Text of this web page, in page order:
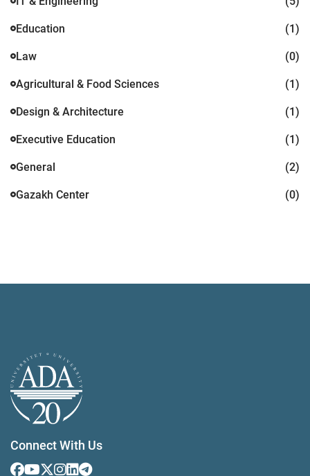
Education (1)
Law (0)
Agricultural & Food Sciences (1)
Design & Architecture (1)
Executive Education (1)
General (2)
Gazakh Center (0)
Connect With Us